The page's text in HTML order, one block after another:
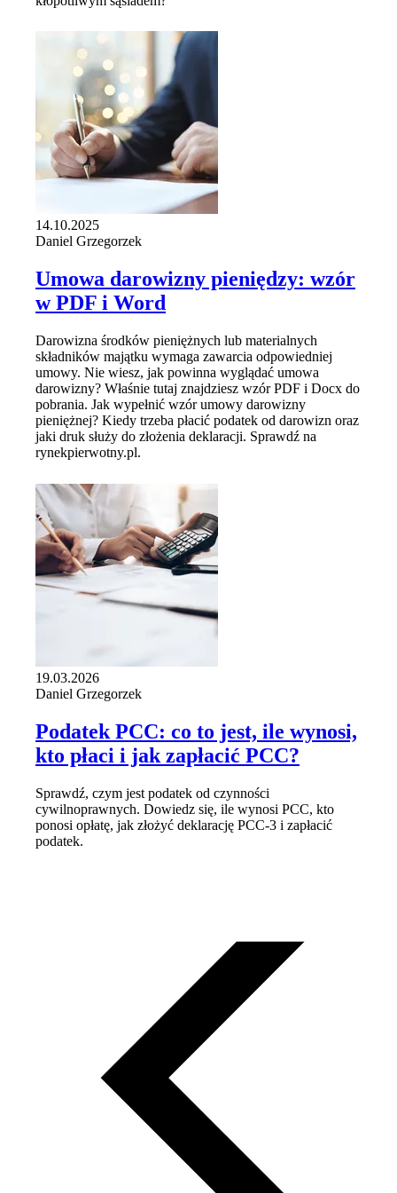
14.10.2025
Daniel Grzegorzek
Umowa darowizny pieniędzy: wzór
w PDF i Word
Darowizna środków pieniężnych lub materialnych
składników majątku wymaga zawarcia odpowiedniej
umowy. Nie wiesz, jak powinna wyglądać umowa
darowizny? Właśnie tutaj znajdziesz wzór PDF i Docx do
pobrania. Jak wypełnić wzór umowy darowizny
pieniężnej? Kiedy trzeba płacić podatek od darowizn oraz
jaki druk służy do złożenia deklaracji. Sprawdź na
rynekpierwotny.pl.
19.03.2026
Daniel Grzegorzek
Podatek PCC: co to jest, ile wynosi,
kto płaci i jak zapłacić PCC?
Sprawdź, czym jest podatek od czynności
cywilnoprawnych. Dowiedz się, ile wynosi PCC, kto
ponosi opłatę, jak złożyć deklarację PCC-3 i zapłacić
podatek.